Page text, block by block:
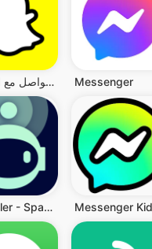
سناب شات: تواصل مع الأصدقاء Messenger
Robokiller - Spam Call Blocker